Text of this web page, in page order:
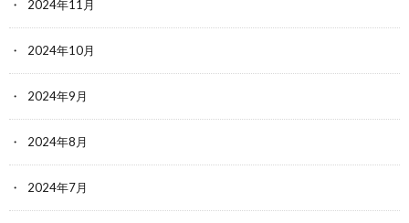
2024年11月
2024年10月
2024年9月
2024年8月
2024年7月